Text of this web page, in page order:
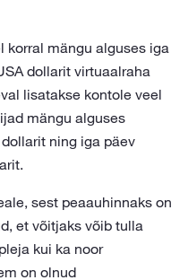
korral mängu alguses iga
dollarit virtuaalraha
lisatakse kontole veel
mängu alguses
ning iga päev
sest peaauhinnaks on
et võitjaks võib tulla
kui ka noor
on olnud